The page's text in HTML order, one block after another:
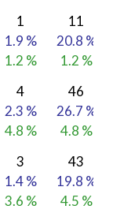
1
1.9 %
1.2 %
11
20.8 %
1.2 %
4
2.3 %
4.8 %
46
26.7 %
4.8 %
3
1.4 %
3.6 %
43
19.8 %
4.5 %